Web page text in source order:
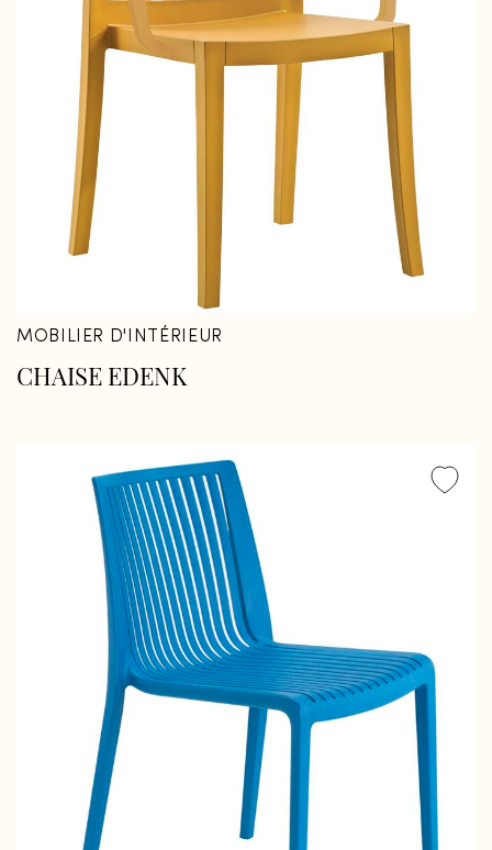
MOBILIER D'INTÉRIEUR
CHAISE EDENK